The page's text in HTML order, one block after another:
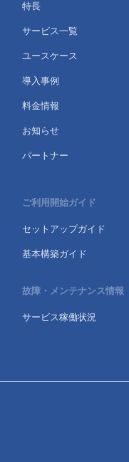
特長
サービス一覧
ユースケース
導入事例
料金情報
お知らせ
パートナー
ご利用開始ガイド
セットアップガイド
基本構築ガイド
故障・メンテナンス情報
サービス稼働状況